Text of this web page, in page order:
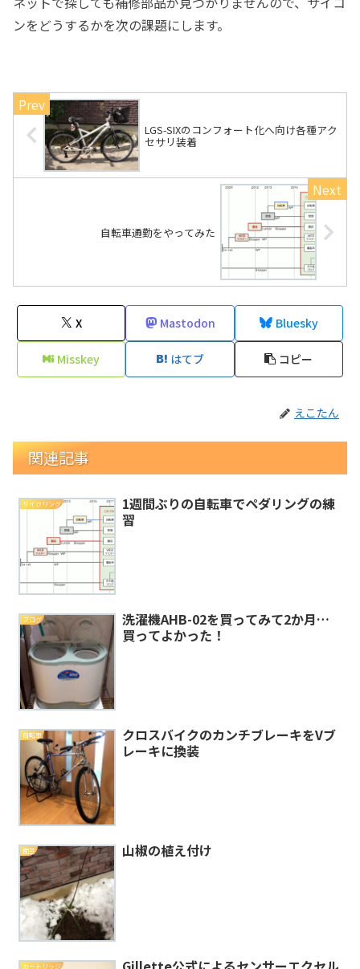
ンをどうするかを次の課題にします。
LGS-SIXのコンフォート化へ向け各種アク
セサリ装着
自転車通勤をやってみた
X Mastodon Bluesky
Misskey はてブ コピー
えこたん
関連記事
サイクリング
1週間ぶりの自転車でペダリングの練
習
ブログ
洗濯機AHB-02を買ってみて2か月…
買ってよかった！
自転車
クロスバイクのカンチブレーキをVブ
レーキに換装
園芸 山椒の植え付け
カートリッジ